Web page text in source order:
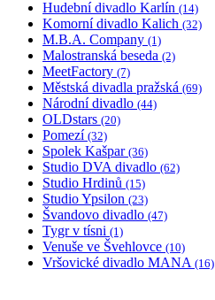
Hudební divadlo Karlín (14)
Komorní divadlo Kalich (32)
M.B.A. Company (1)
Malostranská beseda (2)
MeetFactory (7)
Městská divadla pražská (69)
Národní divadlo (44)
OLDstars (20)
Pomezí (32)
Spolek Kašpar (36)
Studio DVA divadlo (62)
Studio Hrdinů (15)
Studio Ypsilon (23)
Švandovo divadlo (47)
Tygr v tísni (1)
Venuše ve Švehlovce (10)
Vršovické divadlo MANA (16)